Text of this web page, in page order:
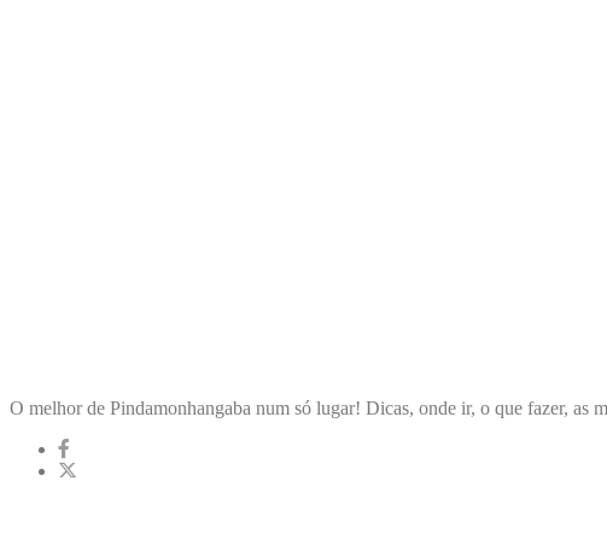
O melhor de Pindamonhangaba num só lugar! Dicas, onde ir, o que fazer, as